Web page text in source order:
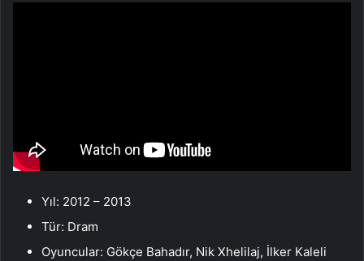
Yıl: 2012 – 2013
Tür: Dram
Oyuncular: Gökçe Bahadır, Nik Xhelilaj, İlker Kaleli